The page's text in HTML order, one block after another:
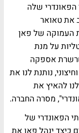
שלה
את טאואר
העמוקה של פאן
על מנת
שרשרת אספקה
נותנת לנו את
להאיץ את
מסרה החברה.
הפאונדרי של